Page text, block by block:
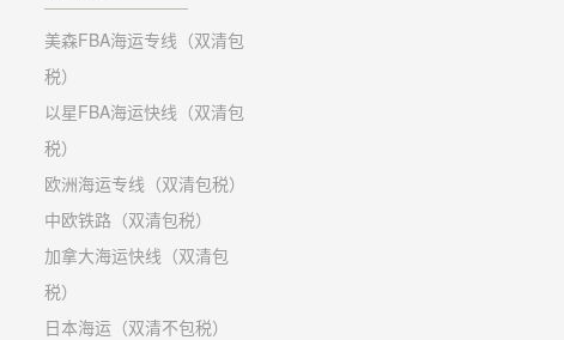
美森FBA海运专线（双清包
税）
以星FBA海运快线（双清包
税）
欧洲海运专线（双清包税）
中欧铁路（双清包税）
加拿大海运快线（双清包
税）
日本海运（双清不包税）